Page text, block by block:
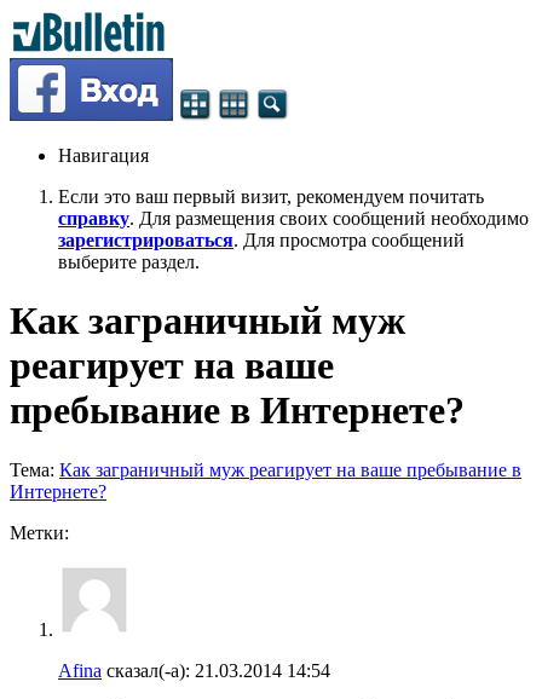
Навигация
Если это ваш первый визит, рекомендуем почитать
справку. Для размещения своих сообщений необходимо
зарегистрироваться. Для просмотра сообщений
выберите раздел.
Как заграничный муж
реагирует на ваше
пребывание в Интернете?
Тема: Как заграничный муж реагирует на ваше пребывание в
Интернете?
Метки:
Afina сказал(-а): 21.03.2014 14:54